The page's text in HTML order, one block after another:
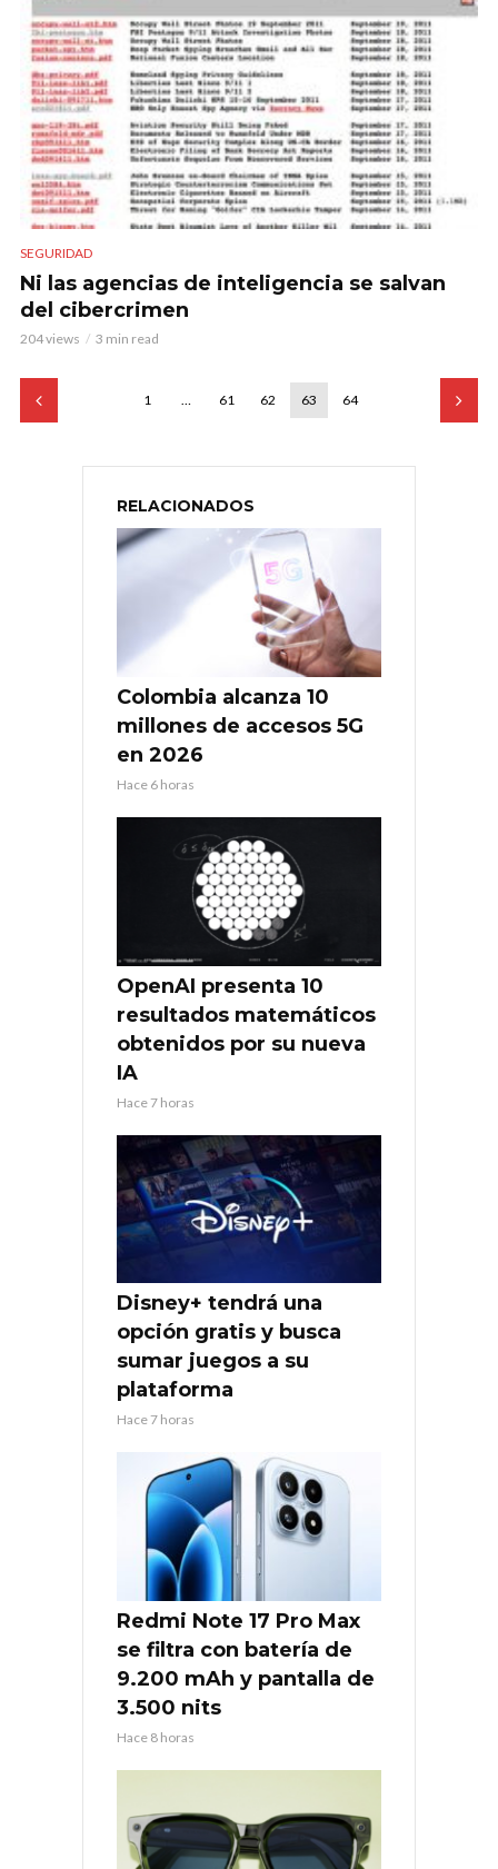
SEGURIDAD
Ni las agencias de inteligencia se salvan
del cibercrimen
204 views 3 min read
1 … 61 62 63 64
RELACIONADOS
Colombia alcanza 10
millones de accesos 5G
en 2026
Hace 6 horas
OpenAI presenta 10
resultados matemáticos
obtenidos por su nueva
IA
Hace 7 horas
Disney+ tendrá una
opción gratis y busca
sumar juegos a su
plataforma
Hace 7 horas
Redmi Note 17 Pro Max
se filtra con batería de
9.200 mAh y pantalla de
3.500 nits
Hace 8 horas